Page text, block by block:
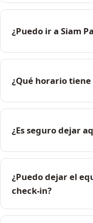
¿Puedo ir a Siam
¿Qué horario tiene
¿Es seguro dejar
¿Puedo dejar el
check-in?